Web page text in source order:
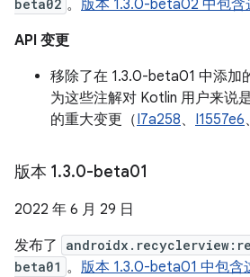
beta02 。 版本 1.3.0-beta02 中包含
API 变更
移除了在 1.3.0-beta01 中添加
为这些注解对 Kotlin 用户来说
的重大变更（I7a258、 I1557e6、
版本 1.3.0-beta01
2022 年 6 月 29 日
发布了
beta01 。 版本 1.3.0-beta01 中包含